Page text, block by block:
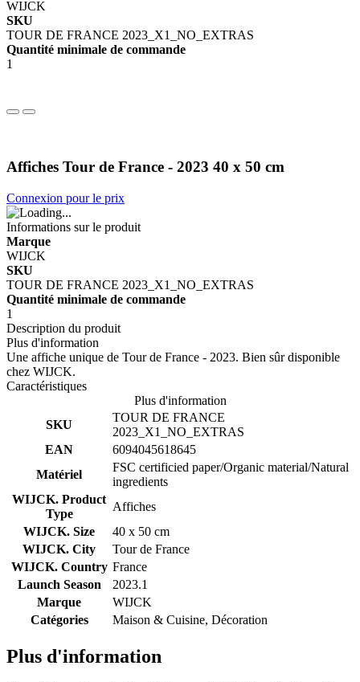
WIJCK
SKU
TOUR DE FRANCE 2023_X1_NO_EXTRAS
Quantité minimale de commande
1
Affiches Tour de France - 2023 40 x 50 cm
Connexion pour le prix
Informations sur le produit
Marque
WIJCK
SKU
TOUR DE FRANCE 2023_X1_NO_EXTRAS
Quantité minimale de commande
1
Description du produit
Plus d'information
Une affiche unique de Tour de France - 2023. Bien sûr disponible
chez WIJCK.
Caractéristiques
Plus d'information
SKU
TOUR DE FRANCE
2023_X1_NO_EXTRAS
EAN
6094045618645
Matériel
FSC certificied paper/Organic material/Natural
ingredients
WIJCK. Product
Type
Affiches
WIJCK. Size
40 x 50 cm
WIJCK. City
Tour de France
WIJCK. Country France
Launch Season
2023.1
Marque
WIJCK
Catégories
Maison & Cuisine, Décoration
Plus d'information